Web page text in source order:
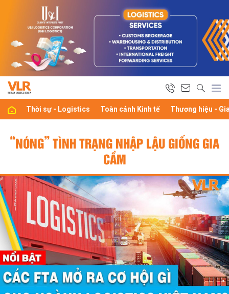
Thời sự - Logistics Toàn cảnh Kinh tế Thương hiệu -
“NÓNG” TÌNH TRẠNG NHẬP LẬU GIỐNG GIA
CẦM